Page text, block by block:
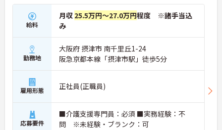
給料
月収 25.5万円～27.0万円程度 ※諸手当込
み
勤務地
大阪府 摂津市 南千里丘1-24
阪急京都本線「摂津市駅」徒歩5分
雇用形態 正社員(正職員)
応募要件
■介護支援専門員：必須 ■実務経験：不
問 ※未経験・ブランク：可